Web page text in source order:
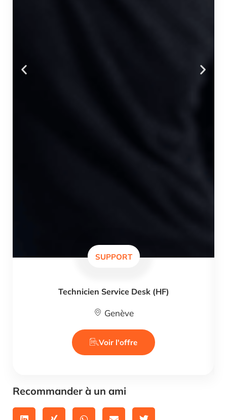
SUPPORT
Technicien Service Desk (HF)
Genève
Voir l'offre
Recommander à un ami